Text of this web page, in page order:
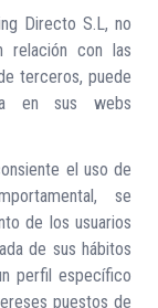
Directo S.L, no
relación con las
terceros, puede
en sus webs
el uso de
se
de los usuarios
de sus hábitos
perfil específico
puestos de